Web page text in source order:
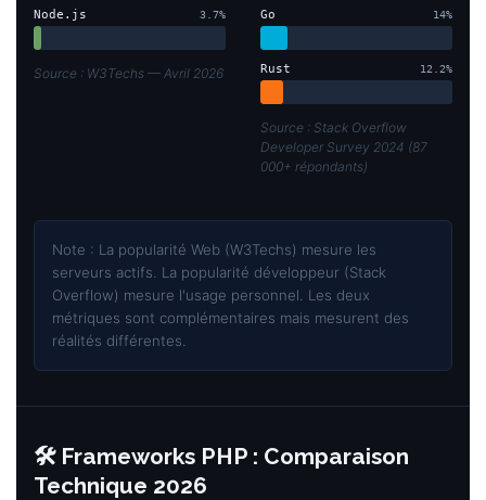
Node.js 3.7%
Source : W3Techs — Avril 2026
Go 14%
Rust 12.2%
Source : Stack Overflow
Developer Survey 2024 (87
000+ répondants)
Note : La popularité Web (W3Techs) mesure les
serveurs actifs. La popularité développeur (Stack
Overflow) mesure l'usage personnel. Les deux
métriques sont complémentaires mais mesurent des
réalités différentes.
🛠️ Frameworks PHP : Comparaison
Technique 2026